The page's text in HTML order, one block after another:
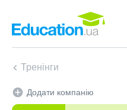
Тренінги
Додати компанію